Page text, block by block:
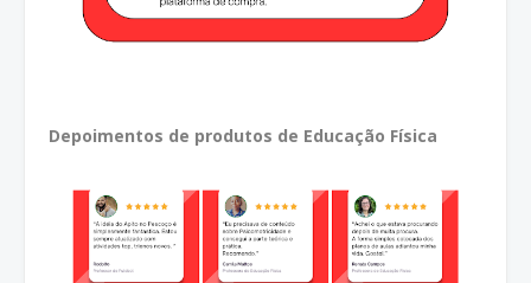
Depoimentos de produtos de Educação Física